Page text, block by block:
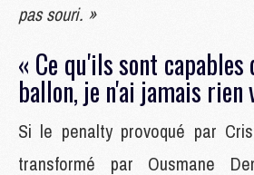
pas souri. »
« Ce qu'ils sont
ballon, je n'ai jamais rien
Si le penalty provoqué par
transformé par Ousmane